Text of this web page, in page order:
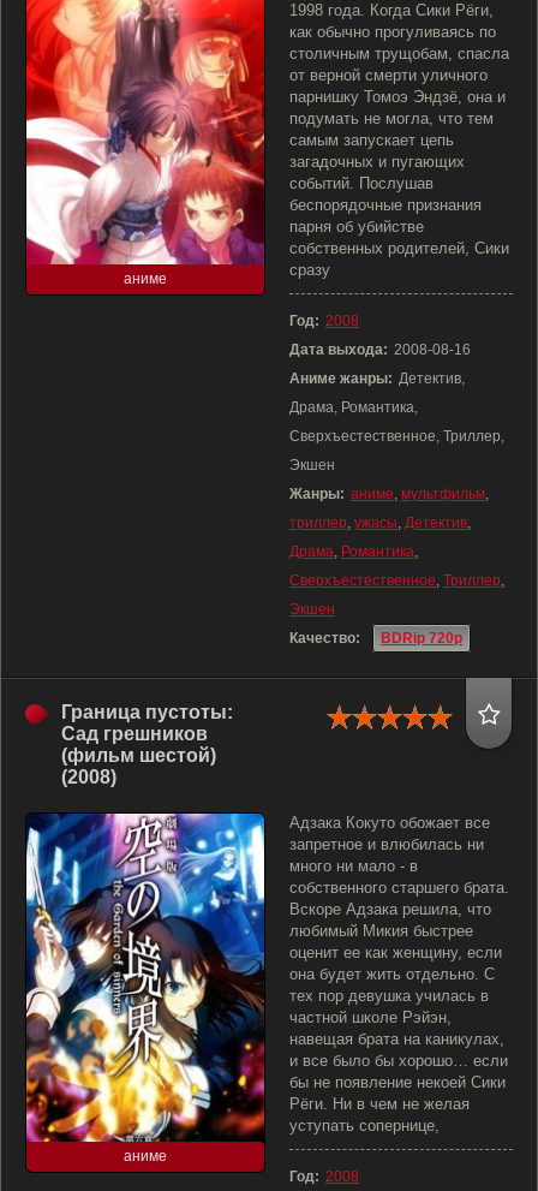
аниме
1998 года. Когда Сики Рёги,
как обычно прогуливаясь по
столичным трущобам, спасла
от верной смерти уличного
парнишку Томоэ Эндзё, она и
подумать не могла, что тем
самым запускает цепь
загадочных и пугающих
событий. Послушав
беспорядочные признания
парня об убийстве
собственных родителей, Сики
сразу
Год: 2008
Дата выхода: 2008-08-16
Аниме жанры: Детектив,
Драма, Романтика,
Сверхъестественное, Триллер,
Экшен
Жанры: аниме, мультфильм,
триллер, ужасы, Детектив,
Драма, Романтика,
Сверхъестественное, Триллер,
Экшен
Качество:
BDRip 720p
Граница пустоты:
Сад грешников
(фильм шестой)
(2008)
аниме
Адзака Кокуто обожает все
запретное и влюбилась ни
много ни мало - в
собственного старшего брата.
Вскоре Адзака решила, что
любимый Микия быстрее
оценит ее как женщину, если
она будет жить отдельно. С
тех пор девушка училась в
частной школе Рэйэн,
навещая брата на каникулах,
и все было бы хорошо… если
бы не появление некоей Сики
Рёги. Ни в чем не желая
уступать сопернице,
Год: 2008